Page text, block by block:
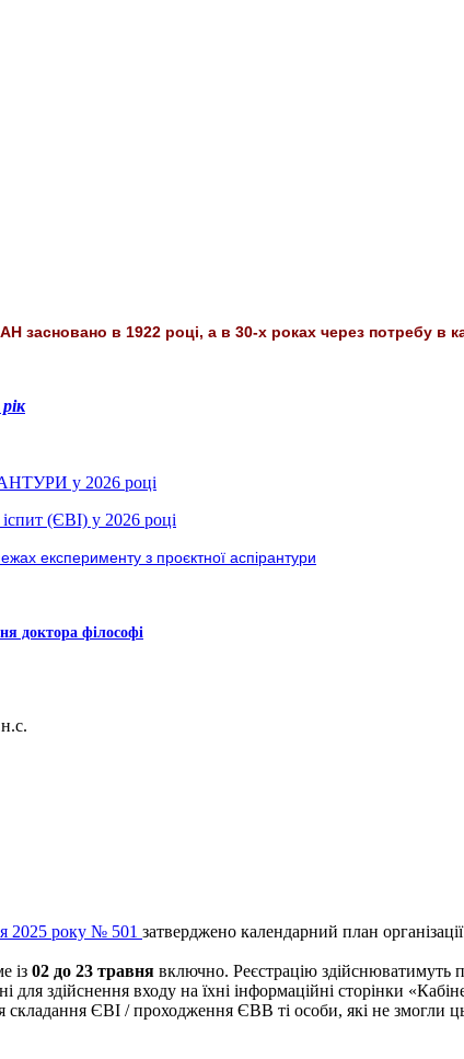
засновано в 1922 році, а в 30-х роках через потребу в
у 2026 році
(ЄВІ) у 2026 році
експерименту з проєктної аспірантури
доктора філософі
2025 року № 501 затверджено календарний план
із 02 до 23 травня включно. Реєстрацію здійснюватимуть
для здійснення входу на їхні інформаційні сторінки
складання ЄВІ / проходження ЄВВ ті особи, які не змогли